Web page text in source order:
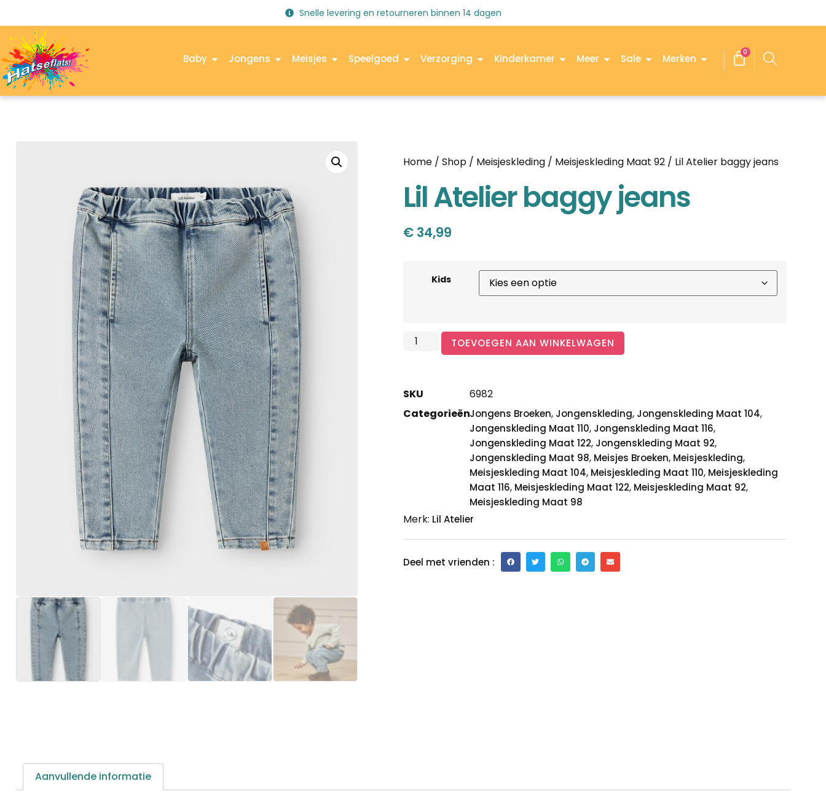
Snelle levering en retourneren binnen 14 dagen
Baby Jongens Meisjes Speelgoed Verzorging Kinderkamer Meer Sale Merken
0
Home / Shop / Meisjeskleding / Meisjeskleding Maat 92 / Lil Atelier baggy jeans
Lil Atelier baggy jeans
€ 34,99
Kids
TOEVOEGEN AAN WINKELWAGEN
SKU
6982
CategorieënJongens Broeken, Jongenskleding, Jongenskleding Maat 104,
Jongenskleding Maat 110, Jongenskleding Maat 116,
Jongenskleding Maat 122, Jongenskleding Maat 92,
Jongenskleding Maat 98, Meisjes Broeken, Meisjeskleding,
Meisjeskleding Maat 104, Meisjeskleding Maat 110, Meisjeskleding
Maat 116, Meisjeskleding Maat 122, Meisjeskleding Maat 92,
Meisjeskleding Maat 98
Merk: Lil Atelier
Deel met vrienden :
Aanvullende informatie